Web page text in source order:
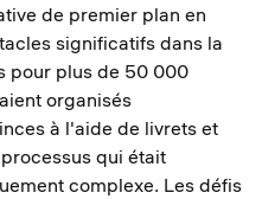
de premier plan en
significatifs dans la
pour plus de 50 000
organisés
à l'aide de livrets et
qui était
complexe. Les défis